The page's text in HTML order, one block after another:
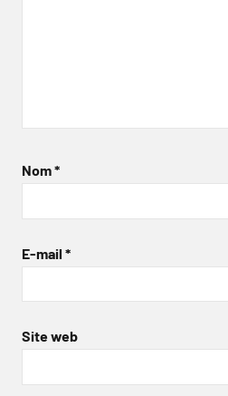
Nom*
E-mail *
Site web